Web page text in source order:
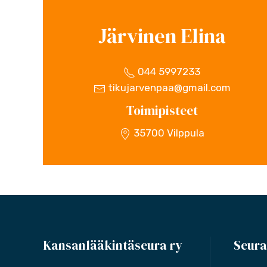
Järvinen Elina
044 5997233
tikujarvenpaa@gmail.com
Toimipisteet
35700 Vilppula
Kansanlääkintäseura ry